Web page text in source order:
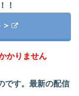
！
かりません
です。最新の配信